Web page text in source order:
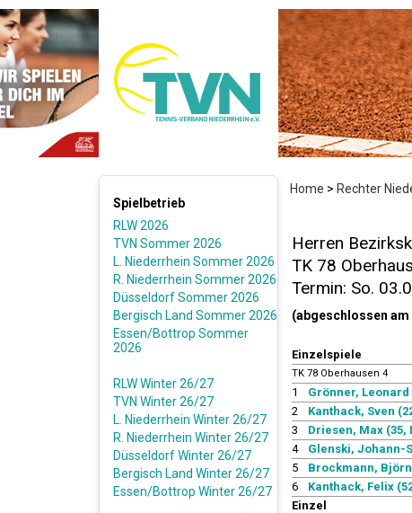
Home > Rechter
Spielbetrieb
RLW 2026
TVN Sommer 2026
L. Niederrhein Sommer 2026
R. Niederrhein Sommer 2026
Düsseldorf Sommer 2026
Bergisch Land Sommer 2026
Essen/Bottrop Sommer
2026
RLW Winter 26/27
TVN Winter 26/27
L. Niederrhein Winter 26/27
R. Niederrhein Winter 26/27
Düsseldorf Winter 26/27
Bergisch Land Winter 26/27
Essen/Bottrop Winter 26/27
Herren
TK 78
Termin: So.
(abgeschlossen am
Einzelspiele
TK 78 Oberhausen 4
1 Grönner, Leonard
2
Kanthack, Sven
3
Driesen, Max (35,
4
Glenski, Johann-
5
Brockmann, Björn
6
Kanthack, Felix
Einzel